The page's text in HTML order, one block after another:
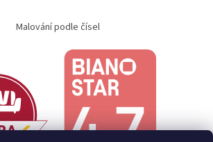
Malování podle čísel